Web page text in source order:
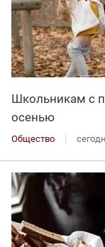
Школьникам с
осенью
Общество